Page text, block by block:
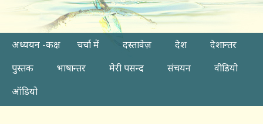
अध्ययन -कक्ष चर्चा में दस्तावेज़ देश
देशान्तर
पुस्तक
भाषान्तर मेरी पसन्द संचयन
वीडियो
ऑडियो